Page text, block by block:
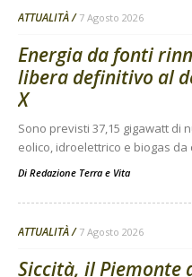
ATTUALITÀ 7 Agosto 2026
Energia da fonti
libera definitivo al
X
Sono previsti 37,15 gigawatt di
eolico, idroelettrico e biogas
Di Redazione Terra e Vita
ATTUALITÀ 7 Agosto 2026
Siccità, il Piemonte